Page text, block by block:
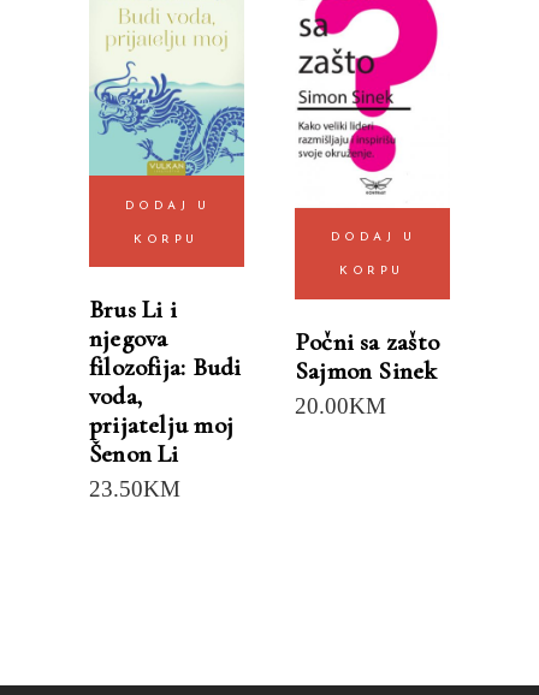
DODAJ U
KORPU
Brus Li i
njegova
filozofija: Budi
voda,
prijatelju moj
Šenon Li
23.50KM
DODAJ U
KORPU
Počni sa zašto
Sajmon Sinek
20.00KM